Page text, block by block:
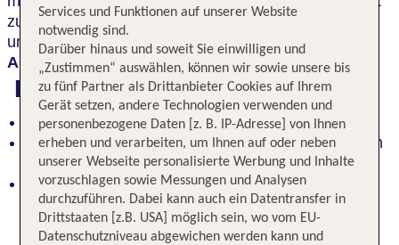
zu Outdoor Abenteuern in der Sächsischen Schweiz
und zum berühmten Prebischtor. Dein perfekter
Ausgangspunktfür Entdeckungen.
Highlights
Wohlfühlmomente genießen
Bequemer Zugang zur barocken Altstadt und ihren
Highlights
Idealer Startpunkt für Ausflüge in die Sächsische
Schweiz
Services und Funktionen auf unserer Website
notwendig sind.
Darüber hinaus und soweit Sie einwilligen und
„Zustimmen“ auswählen, können wir sowie unsere bis
zu fünf Partner als Drittanbieter Cookies auf Ihrem
Gerät setzen, andere Technologien verwenden und
personenbezogene Daten [z. B. IP-Adresse] von Ihnen
erheben und verarbeiten, um Ihnen auf oder neben
unserer Webseite personalisierte Werbung und Inhalte
vorzuschlagen sowie Messungen und Analysen
durchzuführen. Dabei kann auch ein Datentransfer in
Drittstaaten [z.B. USA] möglich sein, wo vom EU-
Datenschutzniveau abgewichen werden kann und